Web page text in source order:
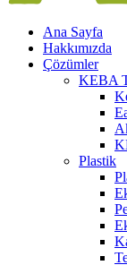
Ana Sayfa
Hakkımızda
Çözümler
KEBA
Plastik